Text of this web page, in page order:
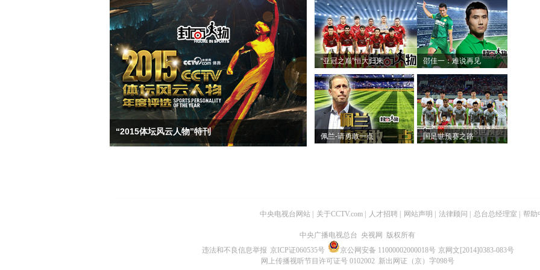
“2015体坛风云人物”特刊
“亚冠之巅”恒大归来 邵佳一：难说再见
佩兰-请勇敢一点 国足世预赛之路
中央电视台网站 关于CCTV.com 人才招聘 网站声明 法律顾问 总台总经理室 帮助
中央广播电视总台 央视网 版权所有
违法和不良信息举报 京ICP证060535号 京公网安备 11000002000018号 京网文[2014]0383-083号
网上传播视听节目许可证号 0102002 新出网证（京）字098号